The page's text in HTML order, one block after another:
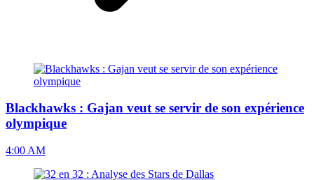
Blackhawks : Gajan veut se servir de son expérience
olympique
4:00 AM